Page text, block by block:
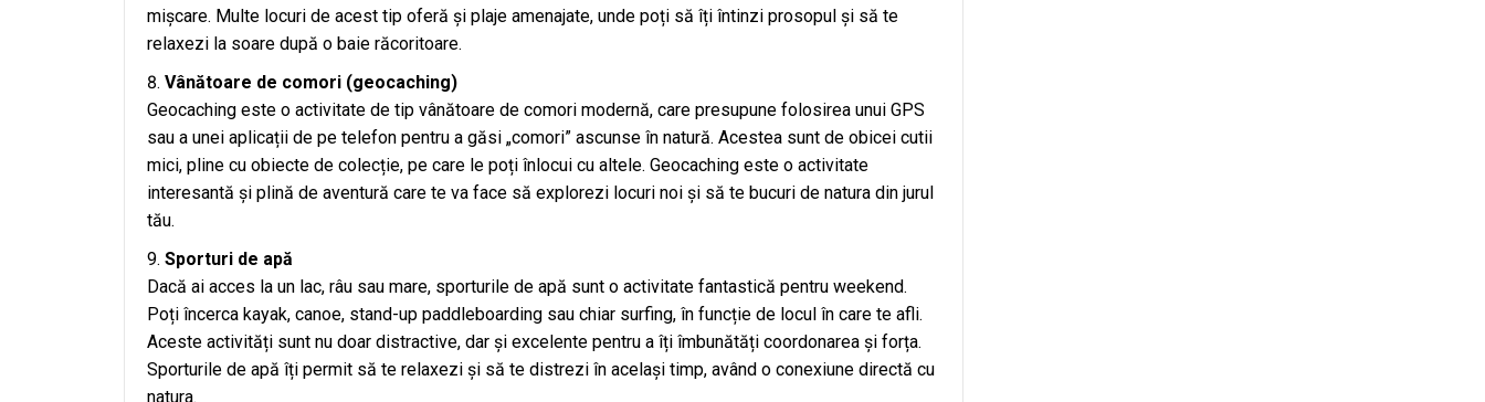
mișcare. Multe locuri de acest tip oferă și plaje amenajate, unde poți să îți întinzi prosopul și să te
relaxezi la soare după o baie răcoritoare.
Vânătoare de comori (geocaching)
Geocaching este o activitate de tip vânătoare de comori modernă, care presupune folosirea unui GPS
sau a unei aplicații de pe telefon pentru a găsi „comori” ascunse în natură. Acestea sunt de obicei cutii
mici, pline cu obiecte de colecție, pe care le poți înlocui cu altele. Geocaching este o activitate
interesantă și plină de aventură care te va face să explorezi locuri noi și să te bucuri de natura din jurul
tău.
Sporturi de apă
Dacă ai acces la un lac, râu sau mare, sporturile de apă sunt o activitate fantastică pentru weekend.
Poți încerca kayak, canoe, stand-up paddleboarding sau chiar surfing, în funcție de locul în care te afli.
Aceste activități sunt nu doar distractive, dar și excelente pentru a îți îmbunătăți coordonarea și forța.
Sporturile de apă îți permit să te relaxezi și să te distrezi în același timp, având o conexiune directă cu
natura.